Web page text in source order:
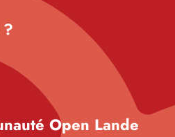
Open Lande